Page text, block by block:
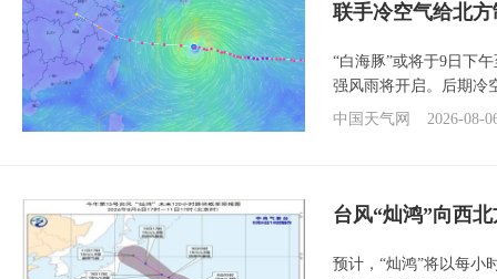
联手冷空气给北
“白海豚”或将于9日下
强风雨将开启。后期冷
中国天气网
2026-08-
台风“灿鸿”向西
预计，“灿鸿”将以每小